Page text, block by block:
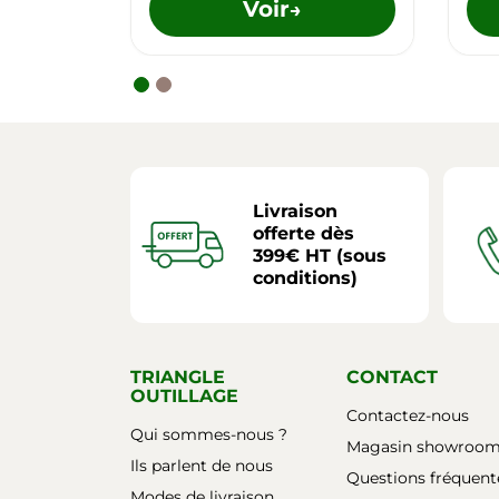
Voir→
Livraison
offerte dès
399€ HT (sous
conditions)
TRIANGLE
OUTILLAGE
Qui sommes-nous ?
Ils parlent de nous
CONTACT
Contactez-nous
Magasin
Questions